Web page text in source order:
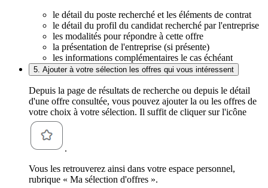
le détail du poste recherché et les éléments de contrat
le détail du profil du candidat recherché par l'entreprise
les modalités pour répondre à cette offre
la présentation de l'entreprise (si présente)
les informations complémentaires le cas échéant
5. Ajouter à votre sélection les offres qui vous intéressent
Depuis la page de résultats de recherche ou depuis le détail
d'une offre consultée, vous pouvez ajouter la ou les offres de
votre choix à votre sélection. Il suffit de cliquer sur l'icône
.
Vous les retrouverez ainsi dans votre espace personnel,
rubrique « Ma sélection d'offres ».